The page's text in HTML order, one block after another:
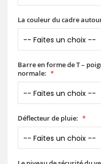
La couleur du cadre
Barre en forme de T –
normale:
Déflecteur de pluie: